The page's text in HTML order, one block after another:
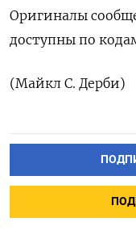
Оригиналы
доступны по
(Майкл С. Дерби)